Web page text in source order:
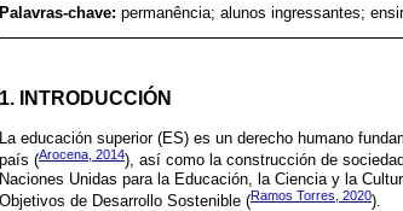
Palavras-chave: permanência; alunos ingressantes;
1. INTRODUCCIÓN
La educación superior (ES) es un derecho humano
país (Arocena, 2014), así como la construcción de
Naciones Unidas para la Educación, la Ciencia y la
Objetivos de Desarrollo Sostenible (Ramos Torres, 2020).